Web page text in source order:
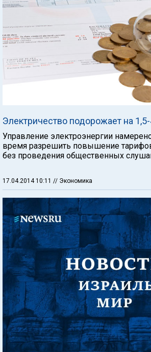
Электричество подорожает на 1,5-
Управление электроэнергии
время разрешить повышение
без проведения общественных
17.04.2014 10:11 // Экономика